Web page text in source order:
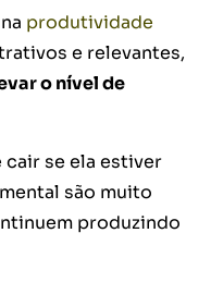
produtividade
e relevantes,
o nível de
cair se ela estiver
são muito
produzindo